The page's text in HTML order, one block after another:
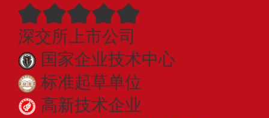
深交所上市公司
国家企业技术中心
标准起草单位
高新技术企业